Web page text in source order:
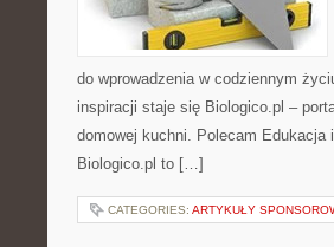
do wprowadzenia w codziennym
inspiracji staje się Biologico.pl –
domowej kuchni. Polecam
Biologico.pl to […]
CATEGORIES: ARTYKUŁY